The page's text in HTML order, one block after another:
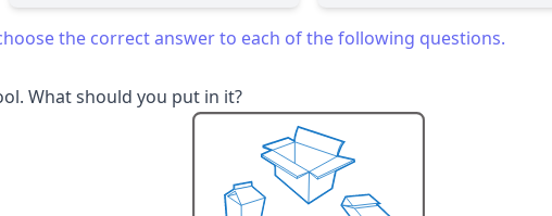
the correct answer to each of the following questions.
What should you put in it?